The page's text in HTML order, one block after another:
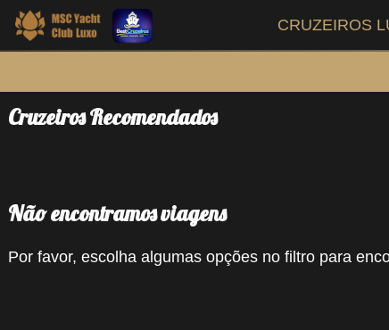
CRUZEIROS
Cruzeiros Recomendados
Não encontramos viagens
Por favor, escolha algumas opções no filtro para